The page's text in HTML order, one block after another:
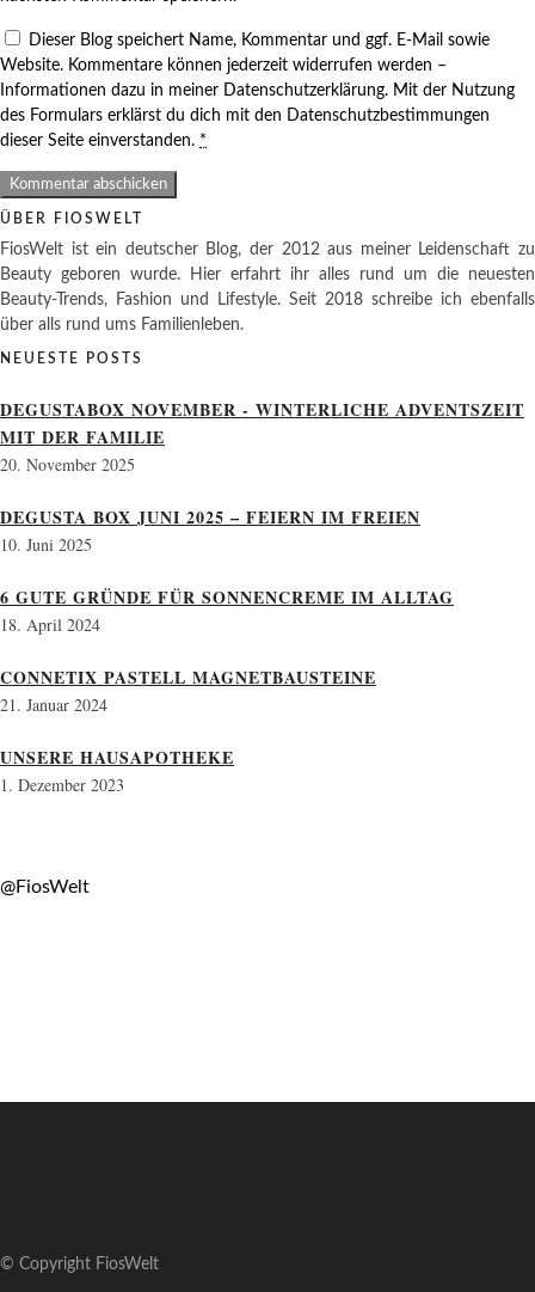
Dieser Blog speichert Name, Kommentar und ggf. E-Mail sowie
Website. Kommentare können jederzeit widerrufen werden –
Informationen dazu in meiner Datenschutzerklärung. Mit der Nutzung
des Formulars erklärst du dich mit den Datenschutzbestimmungen
dieser Seite einverstanden. *
ÜBER FIOSWELT
FiosWelt ist ein deutscher Blog, der 2012 aus meiner Leidenschaft zu
Beauty geboren wurde. Hier erfahrt ihr alles rund um die neuesten
Beauty-Trends, Fashion und Lifestyle. Seit 2018 schreibe ich ebenfalls
über alls rund ums Familienleben.
NEUESTE POSTS
DEGUSTABOX NOVEMBER - WINTERLICHE ADVENTSZEIT
MIT DER FAMILIE
20. November 2025
DEGUSTA BOX JUNI 2025 – FEIERN IM FREIEN
10. Juni 2025
6 GUTE GRÜNDE FÜR SONNENCREME IM ALLTAG
18. April 2024
CONNETIX PASTELL MAGNETBAUSTEINE
21. Januar 2024
UNSERE HAUSAPOTHEKE
1. Dezember 2023
@FiosWelt
© Copyright FiosWelt